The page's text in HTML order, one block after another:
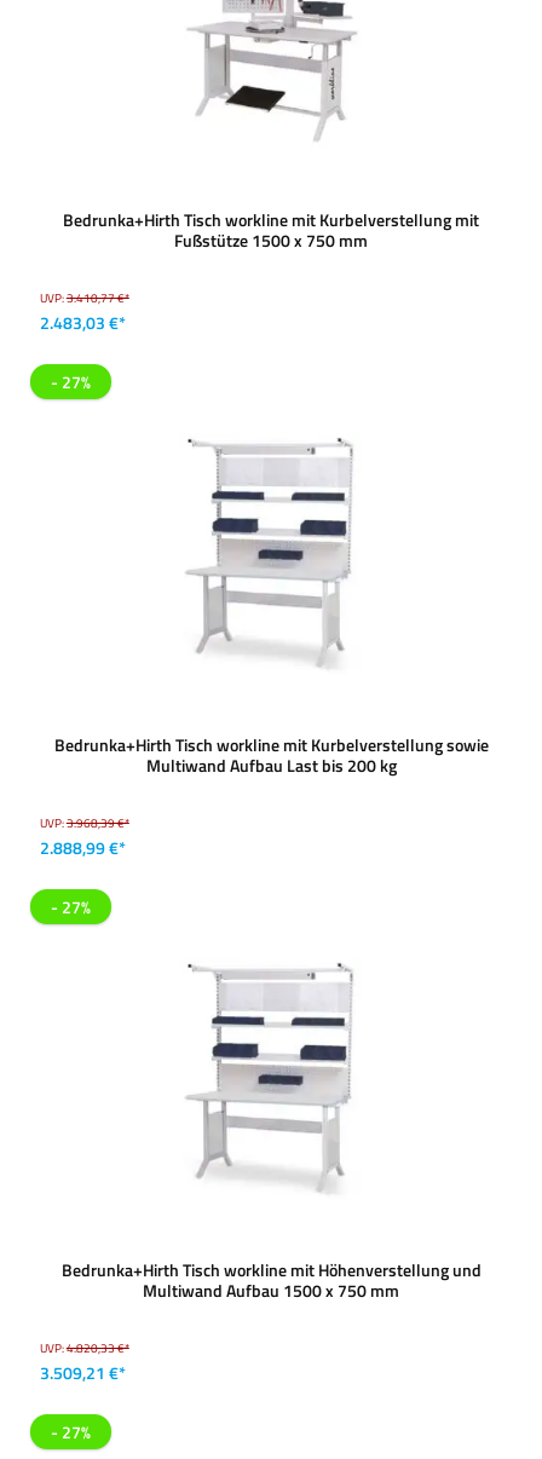
Bedrunka+Hirth Tisch workline mit Kurbelverstellung mit
Fußstütze 1500 x 750 mm
UVP:3.410,77 €*
2.483,03 €*
- 27%
Bedrunka+Hirth Tisch workline mit Kurbelverstellung sowie
Multiwand Aufbau Last bis 200 kg
UVP:3.968,39 €*
2.888,99 €*
- 27%
Bedrunka+Hirth Tisch workline mit Höhenverstellung und
Multiwand Aufbau 1500 x 750 mm
UVP:4.820,33 €*
3.509,21 €*
- 27%